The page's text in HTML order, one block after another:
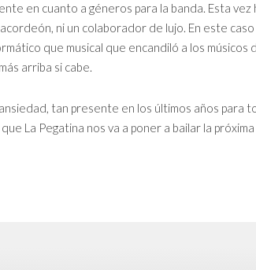
en cuanto a géneros para la banda. Esta vez
ni un colaborador de lujo. En este
que musical que encandiló a los
arriba si cabe.
tan presente en los últimos años para
La Pegatina nos va a poner a bailar la